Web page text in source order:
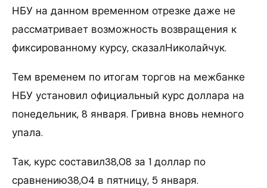
НБУ на данном временном отрезке даже не
рассматривает возможность возвращения к
фиксированному курсу, сказалНиколайчук.
Тем временем по итогам торгов на межбанке
НБУ установил официальный курс доллара на
понедельник, 8 января. Гривна вновь немного
упала.
Так, курс составил38,08 за 1 доллар по
сравнению38,04 в пятницу, 5 января.